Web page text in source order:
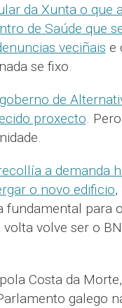
da Xunta o que
de Saúde que
veciñais e
se fixo.
de
proxecto.
a demanda
o novo edificio,
para
volve ser o
Costa da
galego